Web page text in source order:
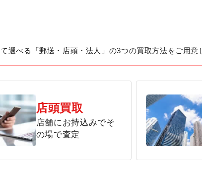
選べる「郵送・店頭・法人」の3つの買取方法をご用意
店頭買取
店舗にお持込みでそ
の場で査定